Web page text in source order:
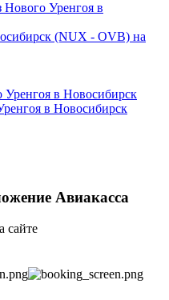
Уренгоя в
(NUX - OVB) на
в Новосибирск
в Новосибирск
Авиакасса
сайте